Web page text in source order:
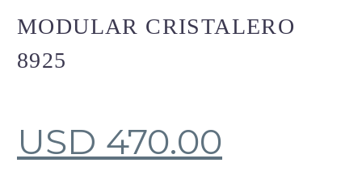
MODULAR CRISTALERO
8925
USD 470.00